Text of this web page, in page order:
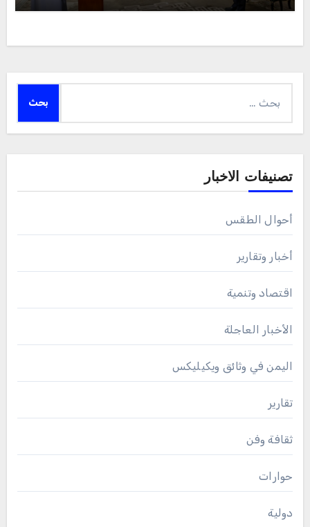
عن:
تصنيفات الاخبار
أحوال الطقس
أخبار وتقارير
اقتصاد وتنمية
الأخبار العاجلة
اليمن في وثائق ويكيليكس
تقارير
ثقافة وفن
حوارات
دولية